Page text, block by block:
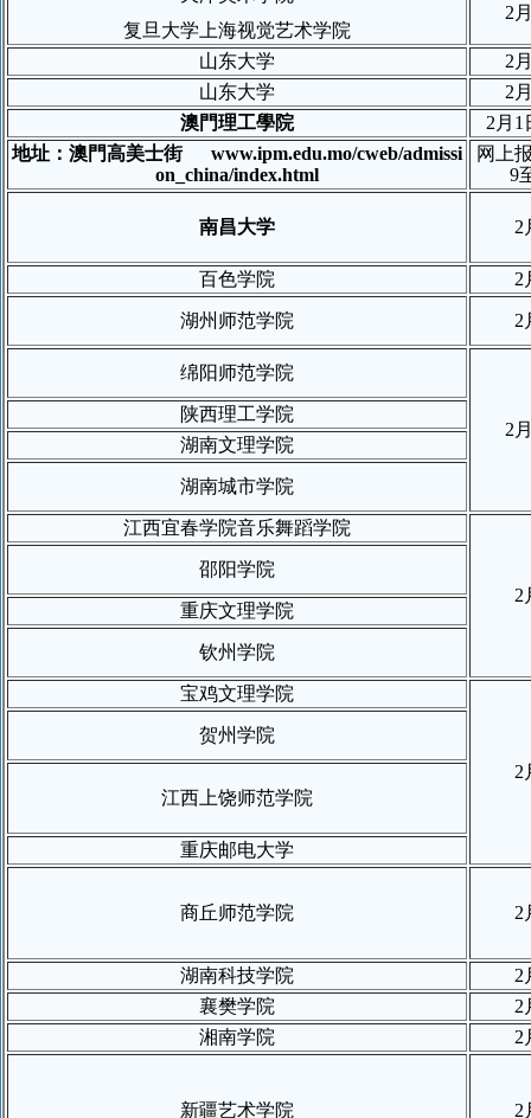
复旦大学上海视觉艺术学院
2
山东大学 2
山东大学
2
澳門理工學院
2 月 1
地址：澳門高美士街
www.ipm.edu.mo/cweb/admissi
on_china/index.html
网上
9
南昌大学 2
百色学院 2
湖州师范学院 2
绵阳师范学院
2
陕西理工学院
湖南文理学院
湖南城市学院
江西宜春学院音乐舞蹈学院
2
邵阳学院
重庆文理学院
钦州学院
宝鸡文理学院
2
贺州学院
江西上饶师范学院
重庆邮电大学
商丘师范学院 2
湖南科技学院 2
襄樊学院
2
湘南学院
2
新疆艺术学院 2